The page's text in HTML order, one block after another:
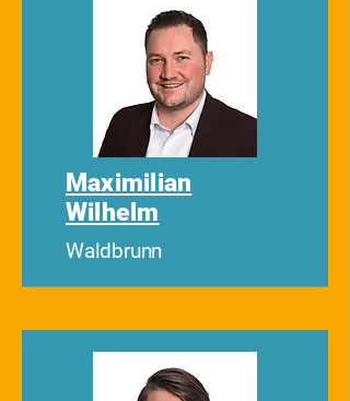
Maximilian
Wilhelm
Waldbrunn